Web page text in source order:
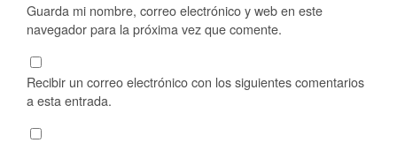
Guarda mi nombre, correo electrónico y web en este
navegador para la próxima vez que comente.
Recibir un correo electrónico con los siguientes comentarios
a esta entrada.